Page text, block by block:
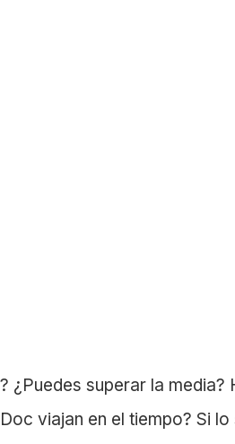
¿Puedes superar la media?
viajan en el tiempo? Si